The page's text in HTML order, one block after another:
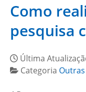
Como
pesquisa
Última
Categoria